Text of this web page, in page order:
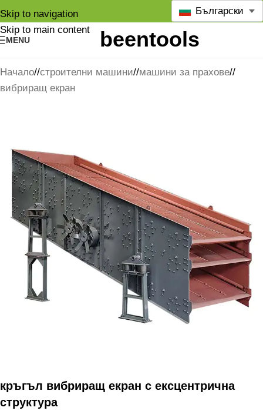
Skip to navigation
Skip to main content
MENU
Български
Начало/ строителни машини/ машини за прахове/
вибриращ екран
кръгъл вибриращ екран с ексцентрична
структура